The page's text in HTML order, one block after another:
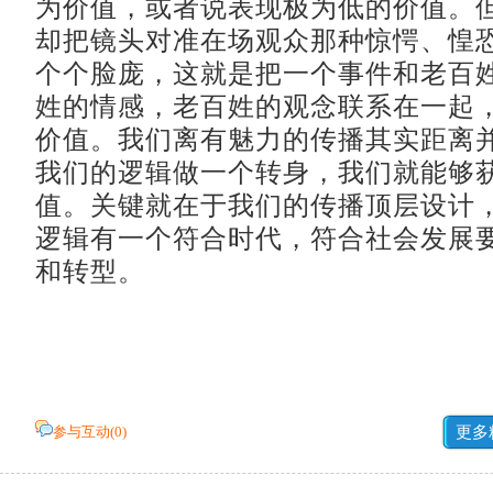
为价值，或者说表现极为低的价值。
却把镜头对准在场观众那种惊愕、惶
个个脸庞，这就是把一个事件和老百
姓的情感，老百姓的观念联系在一起
价值。我们离有魅力的传播其实距离
我们的逻辑做一个转身，我们就能够
值。关键就在于我们的传播顶层设计
逻辑有一个符合时代，符合社会发展
和转型。
参与互动(0) 更多